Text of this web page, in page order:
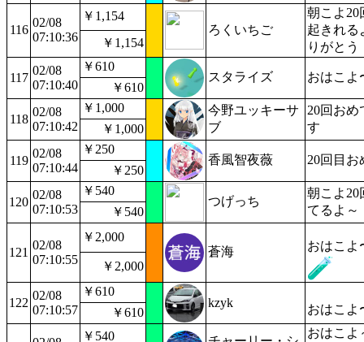
116
02/08
07:10:36
￥1,154
ろくいちご
朝こよ20
起きれる
りがとう
￥1,154
117
02/08
07:10:40
￥610
スタライズ おはこよ
￥610
118
02/08
07:10:42
￥1,000
今野ユッキーサ
ブ
20回お
す
￥1,000
119
02/08
07:10:44
￥250
香風智夜薇 20回目
￥250
120
02/08
07:10:53
￥540
つげっち
朝こよ20
てるよ～
￥540
121
02/08
07:10:55
￥2,000
蒼海
おはこよ
￥2,000
122
02/08
07:10:57
￥610
kzyk
おはこよ
￥610
￥540
おはこよ